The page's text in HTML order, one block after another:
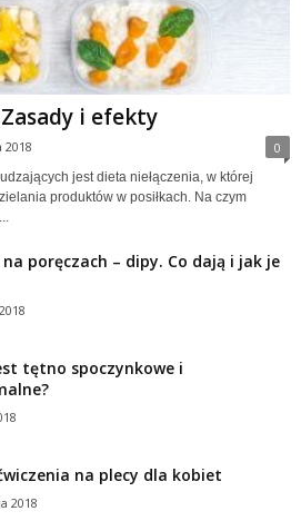
i efekty
2018 0
jest dieta niełączenia, w której
produktów w posiłkach. Na czym
poręczach – dipy. Co dają i jak je
tętno spoczynkowe i
na plecy dla kobiet
2018